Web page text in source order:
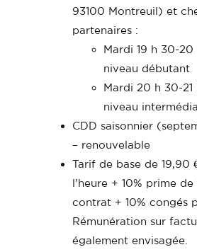
93100 Montreuil) et
partenaires :
Mardi 19 h 30-20
niveau débutant
Mardi 20 h 30-21
niveau
CDD saisonnier
– renouvelable
Tarif de base de 19,90
l’heure + 10% prime
contrat + 10% congés
Rémunération sur
également envisagée.